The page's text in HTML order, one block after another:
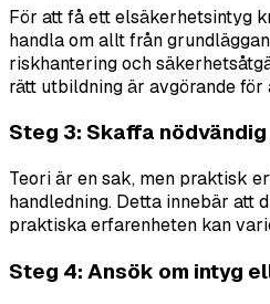
För att få ett elsäkerhetsintyg
handla om allt från
riskhantering och
rätt utbildning är avgörande
Steg 3: Skaffa
Teori är en sak, men praktisk
handledning. Detta innebär att
praktiska erfarenheten kan
Steg 4: Ansök om intyg